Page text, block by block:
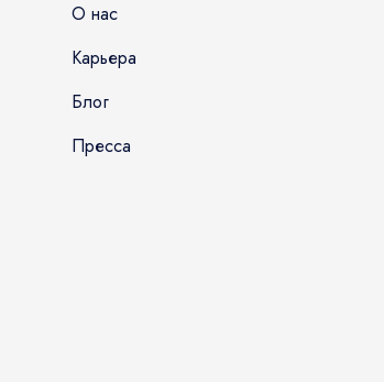
О нас
Карьера
Блог
Пресса